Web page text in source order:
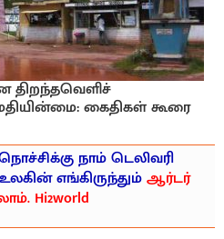
திறந்தவெளிச்
கைதிகள் கூரை
நாம் டெலிவரி
எங்கிருந்தும்ஆர்டர்
Hi2world